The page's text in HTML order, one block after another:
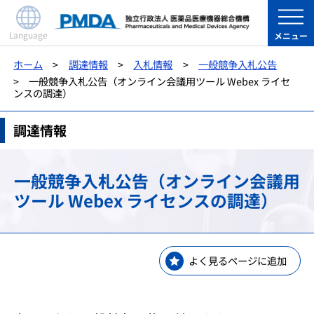
Language メニュー
ホーム 調達情報 入札情報
一般競争入札公告
一般競争入札公告（オンライン会議用ツール Webex ライセ
ンスの調達）
調達情報
一般競争入札公告（オンライン会議用
ツール Webex ライセンスの調達）
よく見るページに追加